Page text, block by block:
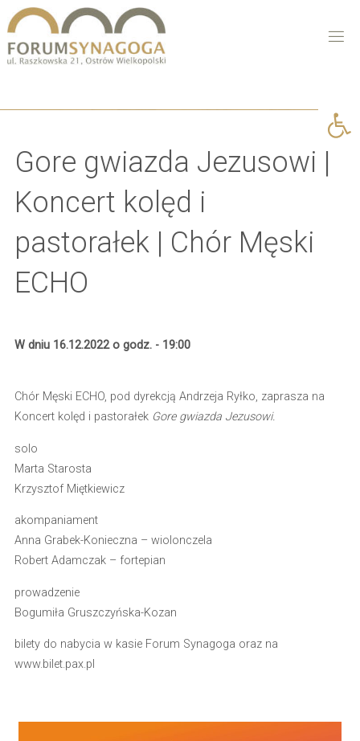
Gore gwiazda Jezusowi |
Koncert kolęd i
pastorałek | Chór Męski
ECHO
W dniu 16.12.2022 o godz. - 19:00
Chór Męski ECHO, pod dyrekcją Andrzeja Ryłko, zaprasza na
Koncert kolęd i pastorałek Gore gwiazda Jezusowi.
solo
Marta Starosta
Krzysztof Miętkiewicz
akompaniament
Anna Grabek-Konieczna – wiolonczela
Robert Adamczak – fortepian
prowadzenie
Bogumiła Gruszczyńska-Kozan
bilety do nabycia w kasie Forum Synagoga oraz na
www.bilet.pax.pl